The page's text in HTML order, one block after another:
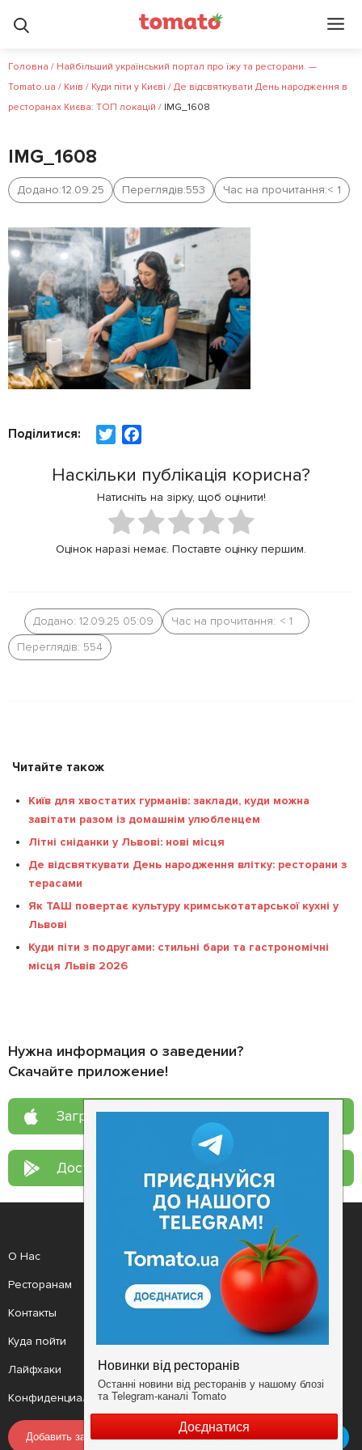
Головна / Найбільший український портал про їжу та ресторани. —
Tomato.ua / Київ / Куди піти у Києві / Де відсвяткувати День народження в
ресторанах Києва: ТОП локацій / IMG_1608
IMG_1608
Додано:12.09.25 Переглядів:553 Час на прочитання:< 1
Поділитися:
i
t
t
e
r
c
e
b
o
o
Наскільки публікація корисна?
Натисніть на зірку, щоб оцінити!
Оцінок наразі немає. Поставте оцінку першим.
Додано: 12.09.25 05:09 Час на прочитання: < 1
Переглядів: 554
Читайте також
Київ для хвостатих гурманів: заклади, куди можна
завітати разом із домашнім улюбленцем
Літні сніданки у Львові: нові місця
Де відсвяткувати День народження влітку: ресторани з
терасами
Як ТАШ повертає культуру кримськотатарської кухні у
Львові
Куди піти з подругами: стильні бари та гастрономічні
місця Львів 2026
Нужна информация о заведении?
Скачайте приложение!
Загрузите в App Store
Доступно в Google Play
О Нас
Ресторанам
Контакты
Куда пойти
Лайфхаки
Конфиденциальность
Рецепт дня
Новости
Анонсы
Мобильное приложение
Условия
Добавить заведение